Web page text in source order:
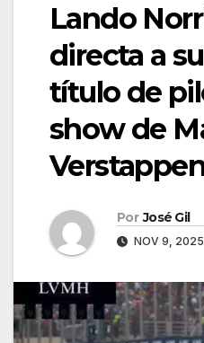
Lando
directa a
título de
show de
Por José Gil
NOV 9, 2025